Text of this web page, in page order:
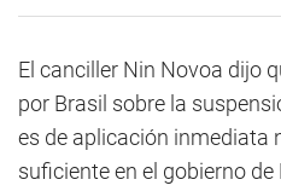
El canciller Nin Novoa dijo
por Brasil sobre la
es de aplicación inmediata
suficiente en el gobierno